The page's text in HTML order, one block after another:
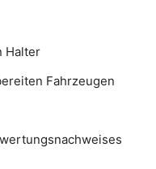
Halter
Fahrzeugen